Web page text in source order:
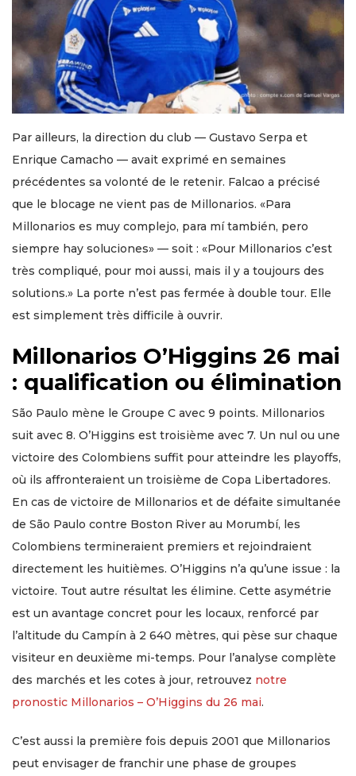
Par ailleurs, la direction du club — Gustavo Serpa et
Enrique Camacho — avait exprimé en semaines
précédentes sa volonté de le retenir. Falcao a précisé
que le blocage ne vient pas de Millonarios. «Para
Millonarios es muy complejo, para mí también, pero
siempre hay soluciones» — soit : «Pour Millonarios c’est
très compliqué, pour moi aussi, mais il y a toujours des
solutions.» La porte n’est pas fermée à double tour. Elle
est simplement très difficile à ouvrir.
Millonarios O’Higgins 26 mai
: qualification ou élimination
São Paulo mène le Groupe C avec 9 points. Millonarios
suit avec 8. O’Higgins est troisième avec 7. Un nul ou une
victoire des Colombiens suffit pour atteindre les playoffs,
où ils affronteraient un troisième de Copa Libertadores.
En cas de victoire de Millonarios et de défaite simultanée
de São Paulo contre Boston River au Morumbí, les
Colombiens termineraient premiers et rejoindraient
directement les huitièmes. O’Higgins n’a qu’une issue : la
victoire. Tout autre résultat les élimine. Cette asymétrie
est un avantage concret pour les locaux, renforcé par
l’altitude du Campín à 2 640 mètres, qui pèse sur chaque
visiteur en deuxième mi-temps. Pour l’analyse complète
des marchés et les cotes à jour, retrouvez notre
pronostic Millonarios – O’Higgins du 26 mai.
C’est aussi la première fois depuis 2001 que Millonarios
peut envisager de franchir une phase de groupes